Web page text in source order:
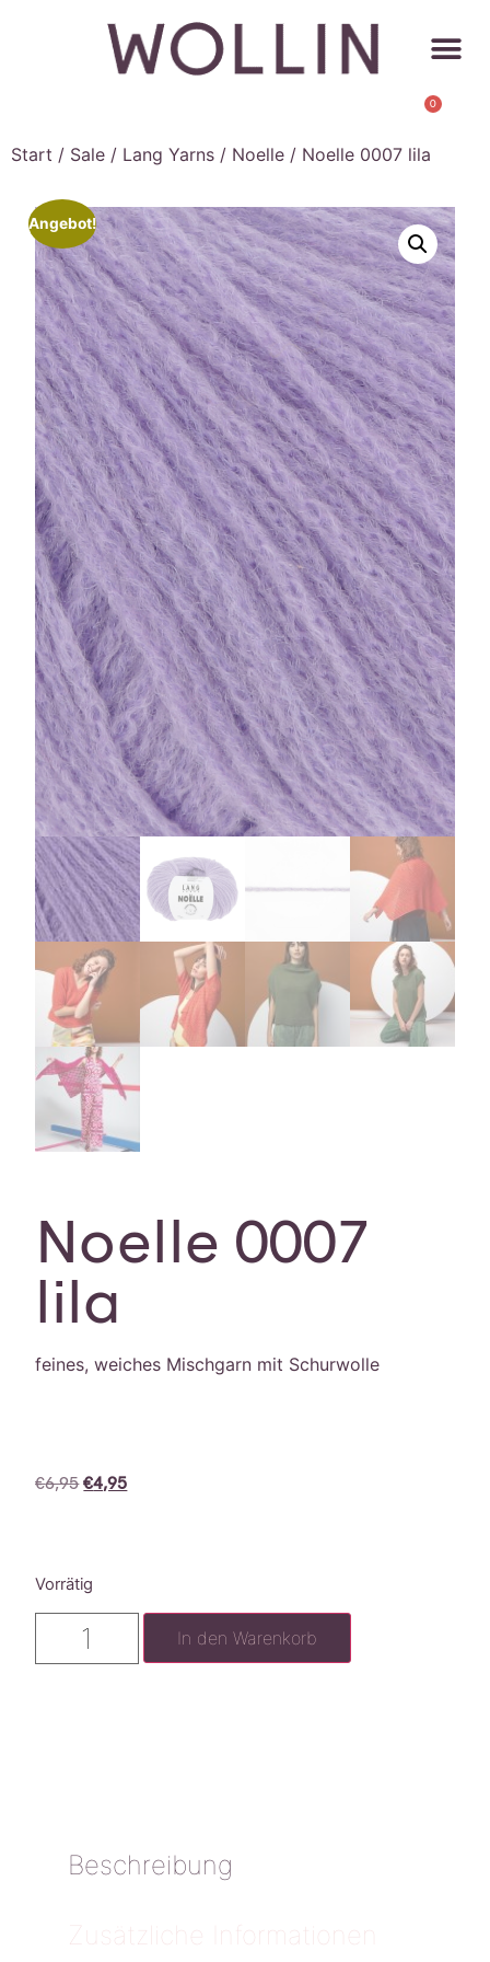
0
Start / Sale / Lang Yarns / Noelle / Noelle 0007 lila
Angebot!
Noelle 0007
lila
feines, weiches Mischgarn mit Schurwolle
€6,95 €4,95
Vorrätig
In den Warenkorb
Beschreibung
Zusätzliche Informationen